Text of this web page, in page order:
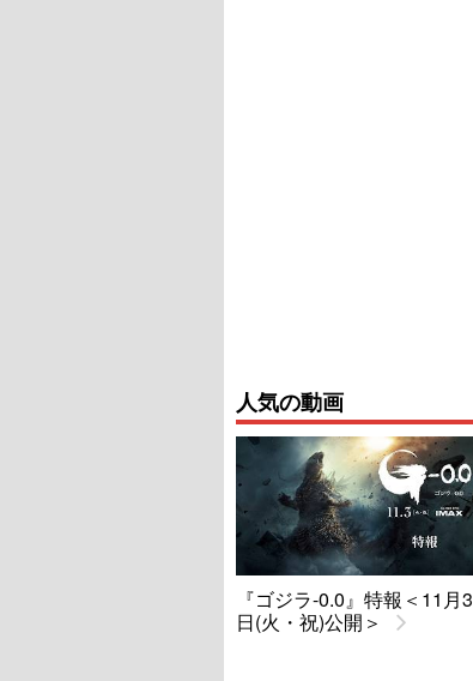
人気の動画
『ゴジラ-0.0』特報＜11月3
日(火・祝)公開＞